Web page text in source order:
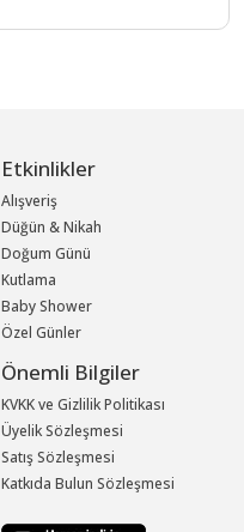
Etkinlikler
Alışveriş
Düğün & Nikah
Doğum Günü
Kutlama
Baby Shower
Özel Günler
Önemli Bilgiler
KVKK ve Gizlilik Politikası
Üyelik Sözleşmesi
Satış Sözleşmesi
Katkıda Bulun Sözleşmesi